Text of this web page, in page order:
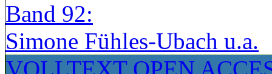
Band 92:
Simone Fühles-Ubach u.a.